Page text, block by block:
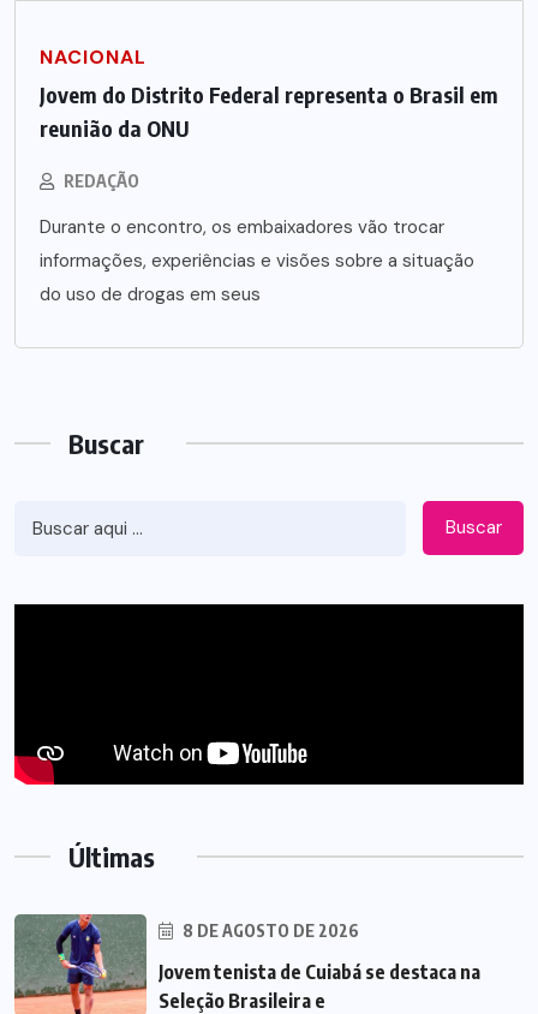
NACIONAL
Jovem do Distrito Federal representa o Brasil em
reunião da ONU
REDAÇÃO
Durante o encontro, os embaixadores vão trocar
informações, experiências e visões sobre a situação
do uso de drogas em seus
Buscar
Buscar
Últimas
8 DE AGOSTO DE 2026
Jovem tenista de Cuiabá se destaca na
Seleção Brasileira e